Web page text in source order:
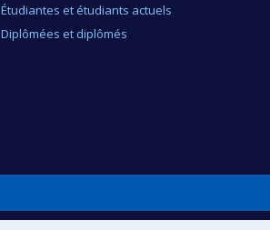
Étudiantes et étudiants actuels
Diplômées et diplômés